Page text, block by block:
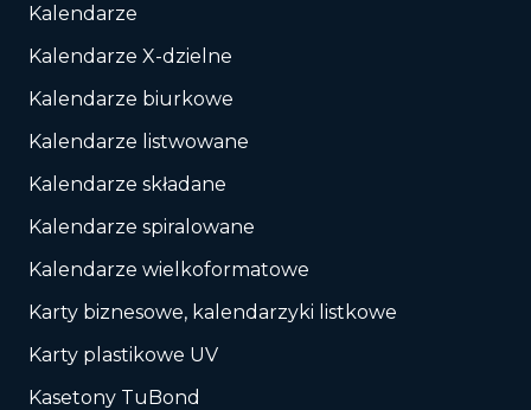
Kalendarze
Kalendarze X-dzielne
Kalendarze biurkowe
Kalendarze listwowane
Kalendarze składane
Kalendarze spiralowane
Kalendarze wielkoformatowe
Karty biznesowe, kalendarzyki listkowe
Karty plastikowe UV
Kasetony TuBond